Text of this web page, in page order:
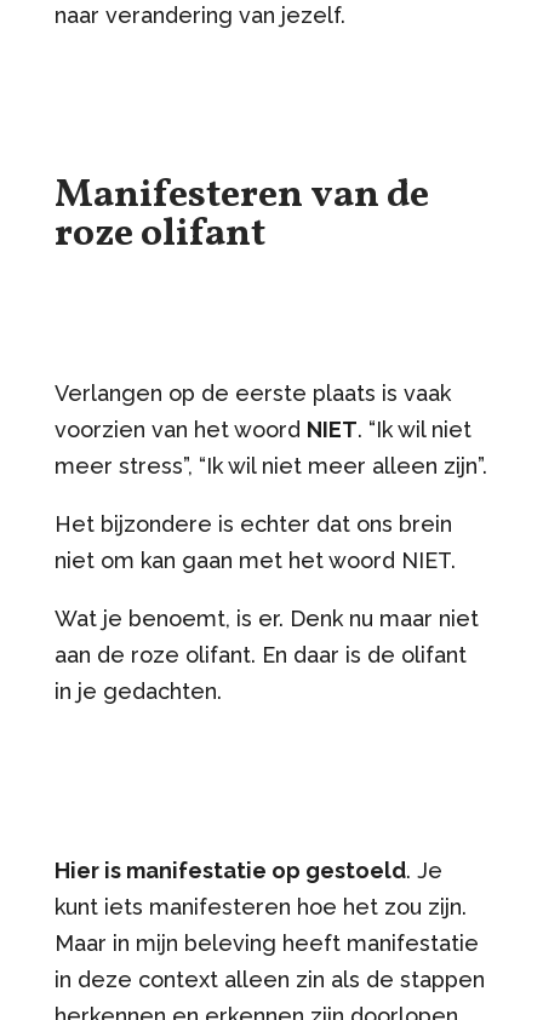
naar verandering van jezelf.
Manifesteren van de
roze olifant
Verlangen op de eerste plaats is vaak
voorzien van het woord NIET. “Ik wil niet
meer stress”, “Ik wil niet meer alleen zijn”.
Het bijzondere is echter dat ons brein
niet om kan gaan met het woord NIET.
Wat je benoemt, is er. Denk nu maar niet
aan de roze olifant. En daar is de olifant
in je gedachten.
Hier is manifestatie op gestoeld. Je
kunt iets manifesteren hoe het zou zijn.
Maar in mijn beleving heeft manifestatie
in deze context alleen zin als de stappen